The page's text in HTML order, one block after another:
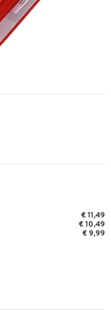
€ 11,49
€ 10,49
€ 9,99